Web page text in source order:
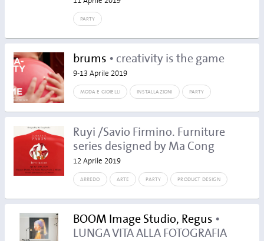
PARTY
brums • creativity is the game
9-13 Aprile 2019
MODA E GIOIELLI INSTALLAZIONI PARTY
Ruyi /Savio Firmino. Furniture
series designed by Ma Cong
12 Aprile 2019
ARREDO ARTE PARTY PRODUCT DESIGN
BOOM Image Studio, Regus •
LUNGA VITA ALLA FOTOGRAFIA